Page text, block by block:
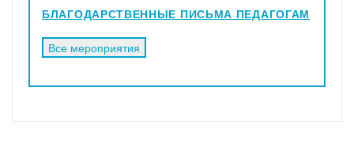
БЛАГОДАРСТВЕННЫЕ ПИСЬМА ПЕДАГОГАМ